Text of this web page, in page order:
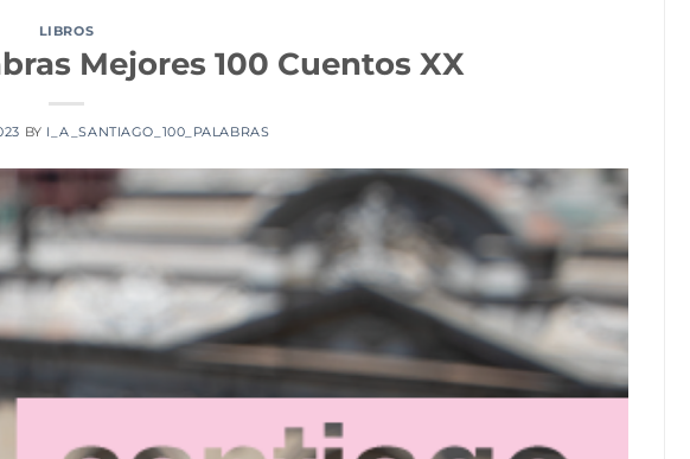
LIBROS
Mejores 100 Cuentos XX
BY I_A_SANTIAGO_100_PALABRAS